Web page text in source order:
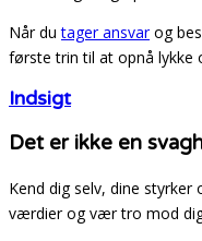
Når dutager ansvarog
første trin til at opnå lykke
Indsigt
Det er ikke en
Kend dig selv, dine
værdier og vær tro mod